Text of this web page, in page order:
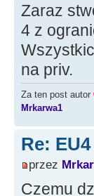
Zaraz
4 z
na priv.
Za ten post autor
Mrkarwa1
Re:
przez
Czemu